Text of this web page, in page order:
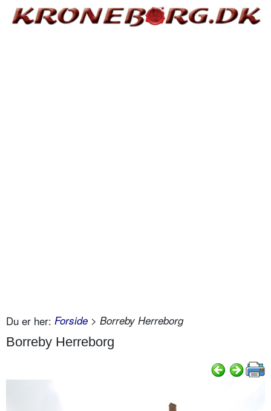
Du er her: Forside > Borreby Herreborg
Borreby Herreborg